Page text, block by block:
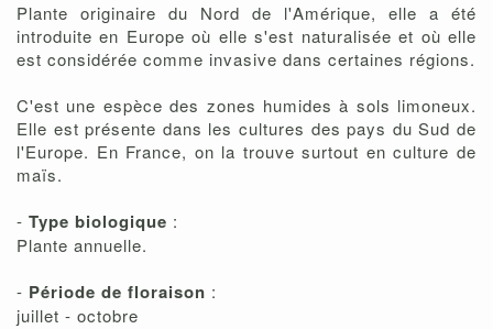
Plante originaire du Nord de l'Amérique, elle a été
introduite en Europe où elle s'est naturalisée et où elle
est considérée comme invasive dans certaines régions.
C'est une espèce des zones humides à sols limoneux.
Elle est présente dans les cultures des pays du Sud de
l'Europe. En France, on la trouve surtout en culture de
maïs.
- Type biologique :
Plante annuelle.
- Période de floraison :
juillet - octobre